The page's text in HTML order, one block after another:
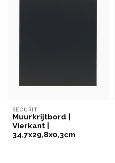
SECURIT
Muurkrijtbord |
Vierkant |
34,7x29,8x0,3cm